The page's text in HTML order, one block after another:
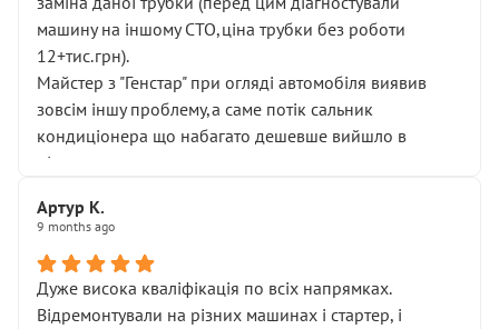
машину на іншому СТО,ціна трубки без роботи
12+тис.грн).
Майстер з "Генстар" при огляді автомобіля виявив
зовсім іншу проблему,а саме потік сальник
кондиціонера що набагато дешевше вийшло в
підсумку.
Артур К.
9 months ago
Дуже висока кваліфікація по всіх напрямках.
Відремонтували на різних машинах і стартер, і